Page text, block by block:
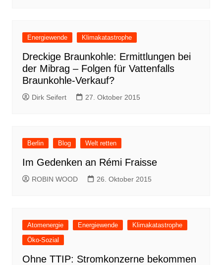
Energiewende Klimakatastrophe
Dreckige Braunkohle: Ermittlungen bei
der Mibrag – Folgen für Vattenfalls
Braunkohle-Verkauf?
Dirk Seifert 27. Oktober 2015
Berlin Blog Welt retten
Im Gedenken an Rémi Fraisse
ROBIN WOOD 26. Oktober 2015
Atomenergie Energiewende
Klimakatastrophe
Öko-Sozial
Ohne TTIP: Stromkonzerne bekommen